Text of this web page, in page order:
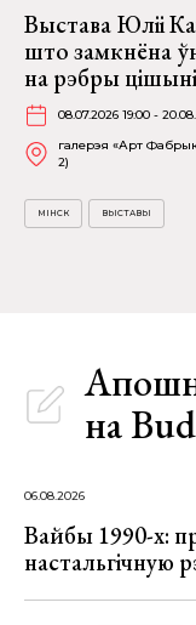
Выстава Юліі
што замкнёна
на рэбры
08.07.2026 19:00 -
галерэя «Арт
2)
МІНСК ВЫСТАВЫ
на
06.08.2026
Вайбы 1990-х:
настальгічную